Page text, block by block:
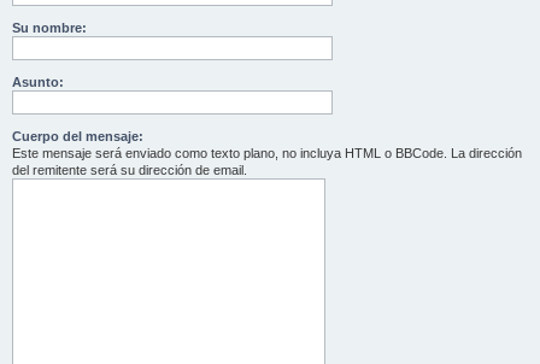
Su nombre:
Asunto:
Cuerpo del mensaje:
Este mensaje será enviado como texto plano, no incluya HTML o BBCode. La dirección
del remitente será su dirección de email.